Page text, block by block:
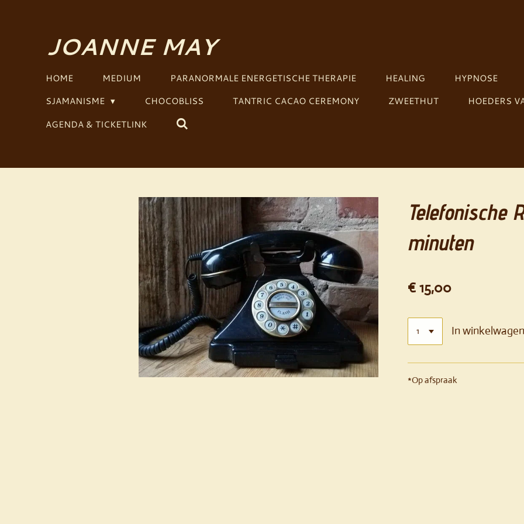
hoofdinhoud
JOANNE MAY
HOME MEDIUM PARANORMALE ENERGETISCHE THERAPIE HEALING
HYPNOSE
SJAMANISME
CHOCOBLISS TANTRIC CACAO CEREMONY ZWEETHUT
HOEDERS
AGENDA & TICKETLINK
Telefonische
minuten
€ 15,00
In
*Op afspraak